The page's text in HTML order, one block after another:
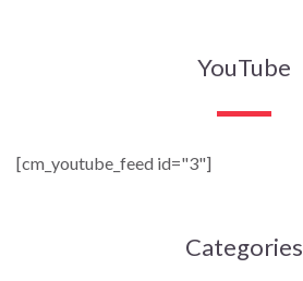
YouTube
[cm_youtube_feed id="3"]
Categories